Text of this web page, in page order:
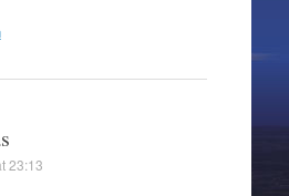
23:13